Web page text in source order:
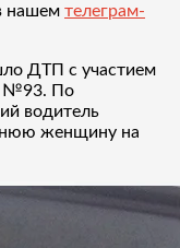
нашем телеграм-
ДТП с участием
№93. По
водитель
женщину на